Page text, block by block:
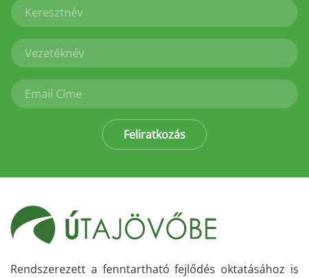
Feliratkozás
Rendszerezett a fenntartható fejlődés oktatásához is